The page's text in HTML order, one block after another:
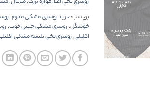
روسری نخی اعلا,قواره بزرگ,متریال,
برچسب:خرید روسری مشکی محرم,
خوشگل,روسری مشکی جنس خوب,
اکلیلی,روسری نخی پلیسه مشکی